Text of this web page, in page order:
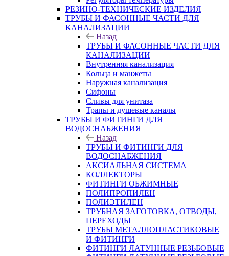
РЕЗИНО-ТЕХНИЧЕСКИЕ ИЗДЕЛИЯ
ТРУБЫ И ФАСОННЫЕ ЧАСТИ ДЛЯ
КАНАЛИЗАЦИИ
Назад
ТРУБЫ И ФАСОННЫЕ ЧАСТИ ДЛЯ
КАНАЛИЗАЦИИ
Внутренняя канализация
Кольца и манжеты
Наружная канализация
Сифоны
Сливы для унитаза
Трапы и душевые каналы
ТРУБЫ И ФИТИНГИ ДЛЯ
ВОДОСНАБЖЕНИЯ
Назад
ТРУБЫ И ФИТИНГИ ДЛЯ
ВОДОСНАБЖЕНИЯ
АКСИАЛЬНАЯ СИСТЕМА
КОЛЛЕКТОРЫ
ФИТИНГИ ОБЖИМНЫЕ
ПОЛИПРОПИЛЕН
ПОЛИЭТИЛЕН
ТРУБНАЯ ЗАГОТОВКА, ОТВОДЫ,
ПЕРЕХОДЫ
ТРУБЫ МЕТАЛЛОПЛАСТИКОВЫЕ
И ФИТИНГИ
ФИТИНГИ ЛАТУННЫЕ РЕЗЬБОВЫЕ